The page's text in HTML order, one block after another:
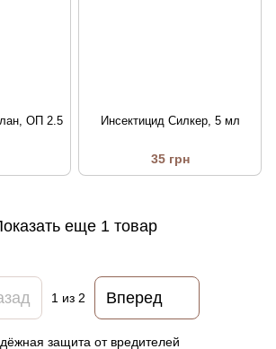
ОП 2.5
Инсектицид Силкер, 5 мл
35 грн
еще 1 товар
1из 2 Вперед
защита от вредителей